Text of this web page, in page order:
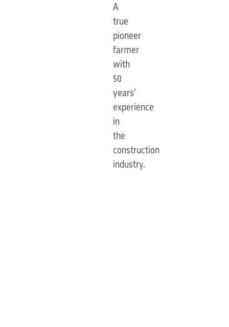
A
true
pioneer
farmer
with
50
years'
experience
in
the
construction
industry.